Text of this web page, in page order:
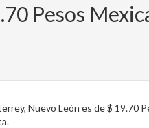
Pesos
Nuevo León es de $ 19.70